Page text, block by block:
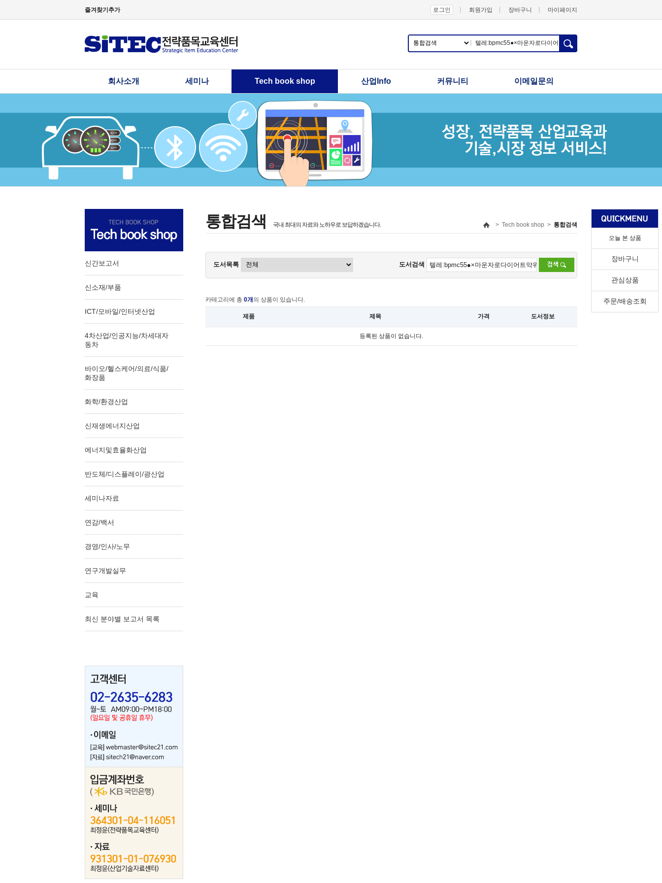
즐겨찾기추가 로그인 회원가입 장바구니 마이페이지
회사소개 세미나 Tech book shop 산업Info 커뮤니티 이메일문의
오늘 본 상품
장바구니
관심상품
주문/배송조회
신간보고서
신소재/부품
ICT/모바일/인터넷산업
4차산업/인공지능/차세대자
동차
바이오/헬스케어/의료/식품/
화장품
화학/환경산업
신재생에너지산업
에너지및효율화산업
반도체/디스플레이/광산업
세미나자료
연감/백서
경영/인사/노무
연구개발실무
교육
최신 분야별 보고서 목록
통합검색 국내 최대의 자료와 노하우로 보답하겠습니다. > Tech book shop > 통합검색
도서목록 도서검색
카테고리에 총 0개 의 상품이 있습니다.
제품 제목 가격 도서정보
등록된 상품이 없습니다.